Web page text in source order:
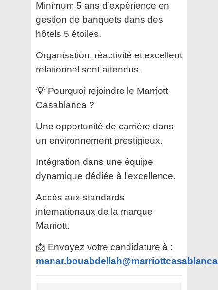
Minimum 5 ans d’expérience en
gestion de banquets dans des
hôtels 5 étoiles.
Organisation, réactivité et excellent
relationnel sont attendus.
💡 Pourquoi rejoindre le Marriott
Casablanca ?
Une opportunité de carrière dans
un environnement prestigieux.
Intégration dans une équipe
dynamique dédiée à l’excellence.
Accès aux standards
internationaux de la marque
Marriott.
📩 Envoyez votre candidature à :